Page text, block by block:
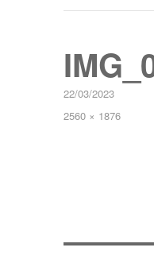
Publié
le
22/03/2023
Taille
2560 × 1876